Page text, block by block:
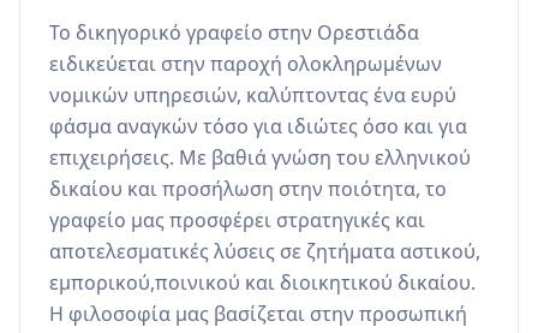
Το δικηγορικό γραφείο στην Ορεστιάδα
ειδικεύεται στην παροχή ολοκληρωμένων
νομικών υπηρεσιών, καλύπτοντας ένα ευρύ
φάσμα αναγκών τόσο για ιδιώτες όσο και για
επιχειρήσεις. Με βαθιά γνώση του ελληνικού
δικαίου και προσήλωση στην ποιότητα, το
γραφείο μας προσφέρει στρατηγικές και
αποτελεσματικές λύσεις σε ζητήματα αστικού,
εμπορικού,ποινικού και διοικητικού δικαίου.
Η φιλοσοφία μας βασίζεται στην προσωπική